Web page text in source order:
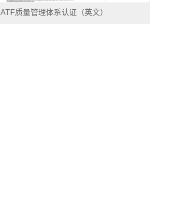
IATF质量管理体系认证（英文）